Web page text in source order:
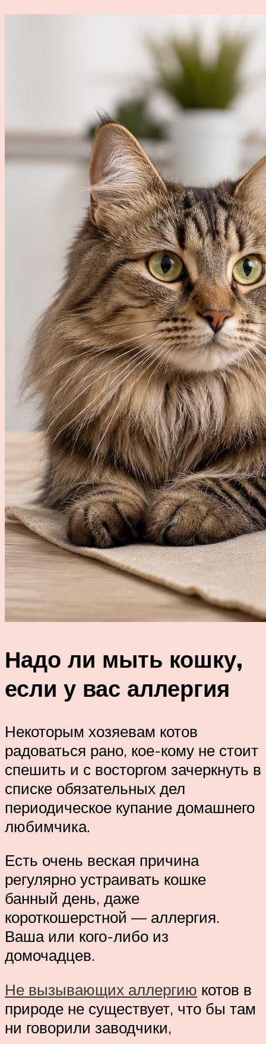
Надо ли мыть кошку,
если у вас аллергия
Некоторым хозяевам котов
радоваться рано, кое-кому не стоит
спешить и с восторгом зачеркнуть в
списке обязательных дел
периодическое купание домашнего
любимчика.
Есть очень веская причина
регулярно устраивать кошке
банный день, даже
короткошерстной — аллергия.
Ваша или кого-либо из
домочадцев.
Не вызывающих аллергию котов в
природе не существует, что бы там
ни говорили заводчики,